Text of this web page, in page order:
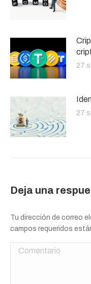
27
27
Deja una
Tu dirección de correo
campos requeridos
Comentario